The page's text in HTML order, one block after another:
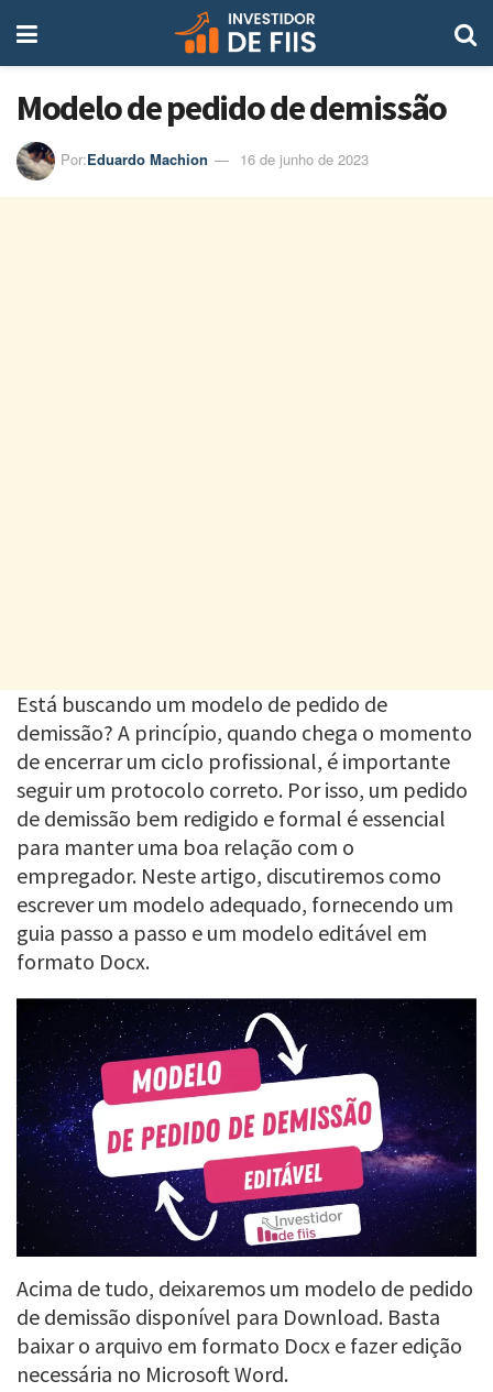
Modelo de pedido de demissão
Por:Eduardo Machion 16 de junho de 2023
Está buscando um modelo de pedido de
demissão? A princípio, quando chega o momento
de encerrar um ciclo profissional, é importante
seguir um protocolo correto. Por isso, um pedido
de demissão bem redigido e formal é essencial
para manter uma boa relação com o
empregador. Neste artigo, discutiremos como
escrever um modelo adequado, fornecendo um
guia passo a passo e um modelo editável em
formato Docx.
Acima de tudo, deixaremos um modelo de pedido
de demissão disponível para Download. Basta
baixar o arquivo em formato Docx e fazer edição
necessária no Microsoft Word.